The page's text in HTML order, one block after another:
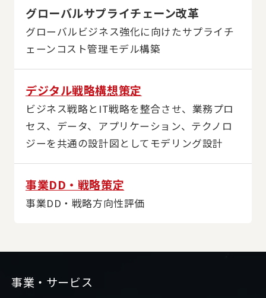
グローバルサプライチェーン改革
グローバルビジネス強化に向けたサプライチ
ェーンコスト管理モデル構築
デジタル戦略構想策定
ビジネス戦略とIT戦略を整合させ、業務プロ
セス、データ、アプリケーション、テクノロ
ジーを共通の設計図としてモデリング設計
事業DD・戦略策定
事業DD・戦略方向性評価
事業・サービス